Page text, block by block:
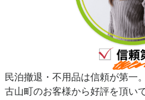
民泊撤退・不用品は信頼が第一
古山町のお客様から好評を頂い